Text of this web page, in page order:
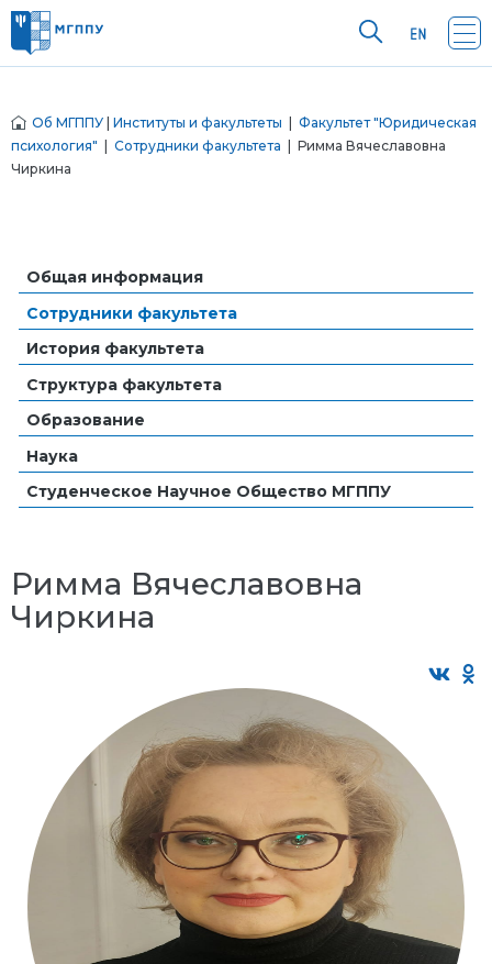
Об МГППУ Институты и факультеты
Факультет "Юридическая
психология"
Сотрудники факультета | Римма Вячеславовна
Чиркина
Общая информация
Сотрудники факультета
История факультета
Структура факультета
Образование
Наука
Студенческое Научное Общество МГППУ
Римма Вячеславовна
Чиркина